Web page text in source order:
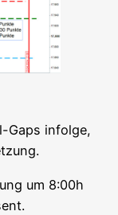
Gaps infol­ge,
um 8:00h